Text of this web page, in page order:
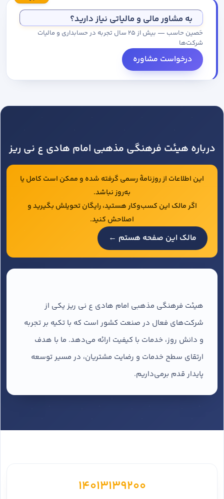
به مشاور مالی و مالیاتی نیاز دارید؟
حَصین حاسب — بیش از ۲۵ سال تجربه در حسابداری و مالیات
شرکت‌ها
درخواست مشاوره
درباره هیئت فرهنگی مذهبی امام هادی ع نی ریز
این اطلاعات از روزنامهٔ رسمی گرفته شده و ممکن است کامل یا
به‌روز نباشد.
اگر مالک این کسب‌وکار هستید، رایگان تحویلش بگیرید و
اصلاحش کنید.
مالک این صفحه هستم ←
هیئت فرهنگی مذهبی امام هادی ع نی ریز یکی از
شرکت‌های فعال در صنعت کشور است که با تکیه بر تجربه
و دانش روز، خدمات با کیفیت ارائه می‌دهد. ما با هدف
ارتقای سطح خدمات و رضایت مشتریان، در مسیر توسعه
پایدار قدم برمی‌داریم.
14013139200